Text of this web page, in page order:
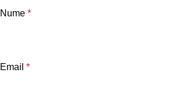
Nume *
Email *